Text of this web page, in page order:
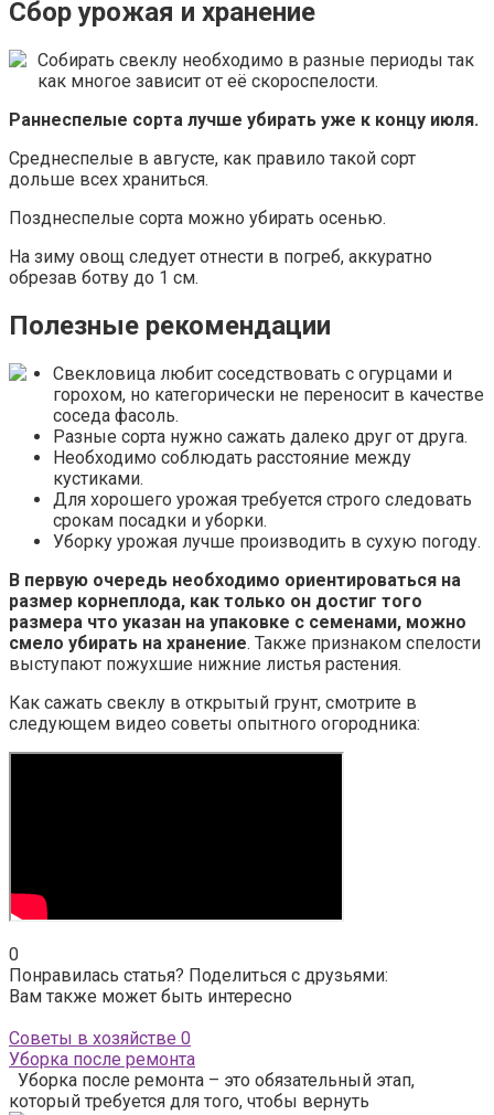
Сбор урожая и хранение
Собирать свеклу необходимо в разные периоды так
как многое зависит от её скороспелости.
Раннеспелые сорта лучше убирать уже к концу июля.
Среднеспелые в августе, как правило такой сорт
дольше всех храниться.
Позднеспелые сорта можно убирать осенью.
На зиму овощ следует отнести в погреб, аккуратно
обрезав ботву до 1 см.
Полезные рекомендации
Свекловица любит соседствовать с огурцами и
горохом, но категорически не переносит в качестве
соседа фасоль.
Разные сорта нужно сажать далеко друг от друга.
Необходимо соблюдать расстояние между
кустиками.
Для хорошего урожая требуется строго следовать
срокам посадки и уборки.
Уборку урожая лучше производить в сухую погоду.
В первую очередь необходимо ориентироваться на
размер корнеплода, как только он достиг того
размера что указан на упаковке с семенами, можно
смело убирать на хранение. Также признаком спелости
выступают пожухшие нижние листья растения.
Как сажать свеклу в открытый грунт, смотрите в
следующем видео советы опытного огородника:
0
Понравилась статья? Поделиться с друзьями:
Вам также может быть интересно
Советы в хозяйстве 0
Уборка после ремонта
Уборка после ремонта – это обязательный этап,
который требуется для того, чтобы вернуть